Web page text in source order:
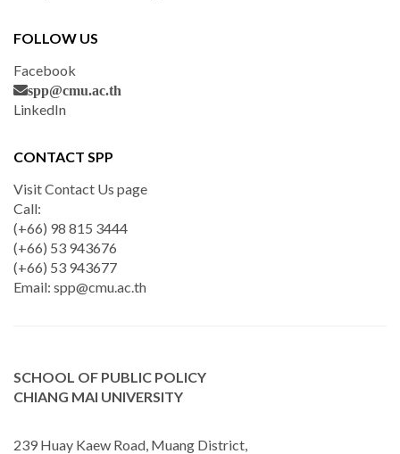
FOLLOW US
Facebook
spp@cmu.ac.th
LinkedIn
CONTACT SPP
Visit Contact Us page
Call:
(+66) 98 815 3444
(+66) 53 943676
(+66) 53 943677
Email: spp@cmu.ac.th
SCHOOL OF PUBLIC POLICY
CHIANG MAI UNIVERSITY
239 Huay Kaew Road, Muang District,